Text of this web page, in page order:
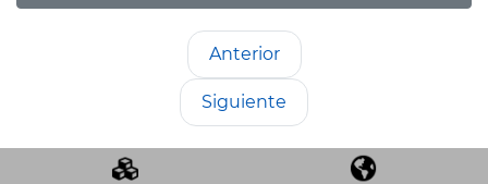
Anterior
Siguiente